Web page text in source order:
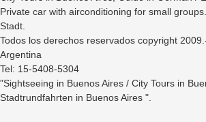
Private car with airconditioning for small
Stadt.
Todos los derechos reservados copyright
Argentina
Tel: 15-5408-5304
"Sightseeing in Buenos Aires / City Tours in
Stadtrundfahrten in Buenos Aires ".